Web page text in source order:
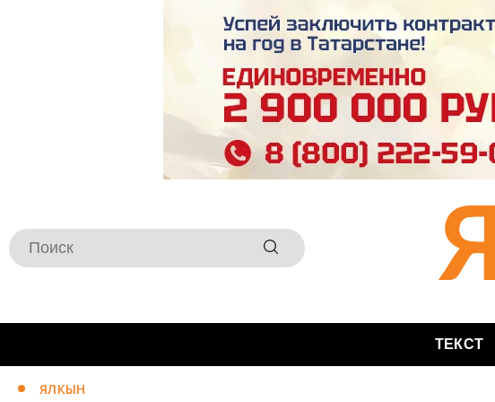
ТЕКСТ
ЯЛКЫН